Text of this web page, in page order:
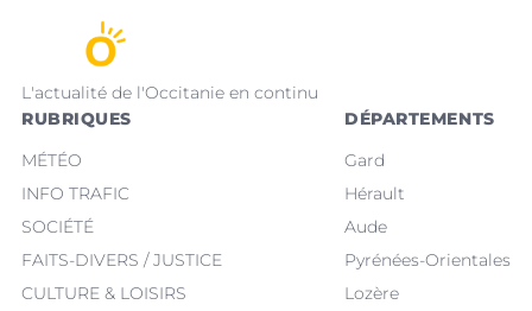
L'actualité de l'Occitanie en continu
RUBRIQUES
MÉTÉO
INFO TRAFIC
SOCIÉTÉ
FAITS-DIVERS / JUSTICE
CULTURE & LOISIRS
DÉPARTEMENTS
Gard
Hérault
Aude
Pyrénées-Orientales
Lozère